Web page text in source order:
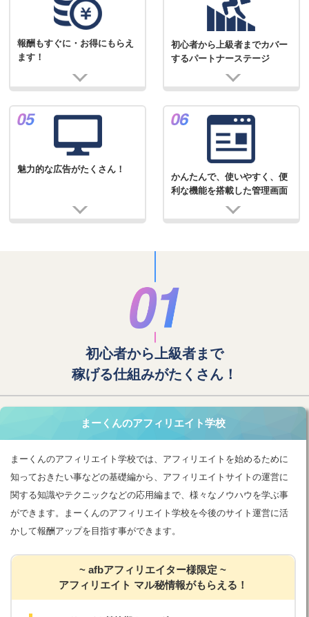
報酬もすぐに・お得にもらえ
ます！
初心者から上級者までカバー
するパートナーステージ
魅力的な広告がたくさん！
かんたんで、使いやすく、便
利な機能を搭載した管理画面
初心者から上級者まで
稼げる仕組みがたくさん！
まーくんのアフィリエイト学校
まーくんのアフィリエイト学校では、アフィリエイトを始めるために
知っておきたい事などの基礎編から、アフィリエイトサイトの運営に
関する知識やテクニックなどの応用編まで、様々なノウハウを学ぶ事
ができます。まーくんのアフィリエイト学校を今後のサイト運営に活
かして報酬アップを目指す事ができます。
~ afbアフィリエイター様限定 ~
アフィリエイト マル秘情報がもらえる！